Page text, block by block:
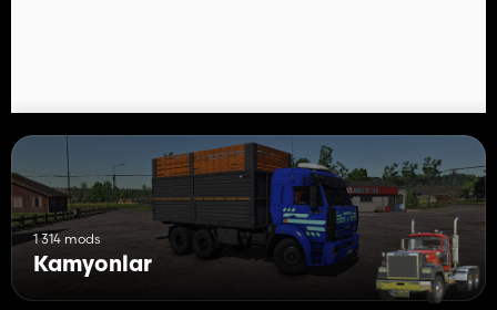
1 314 mods
Kamyonlar